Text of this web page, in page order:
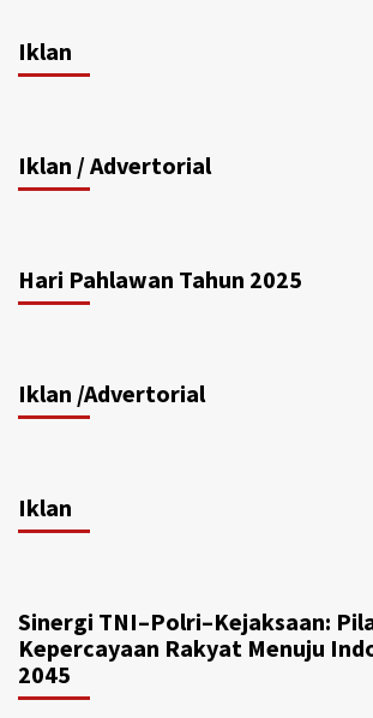
Iklan
Iklan / Advertorial
Hari Pahlawan Tahun 2025
Iklan /Advertorial
Iklan
Sinergi TNI–Polri–Kejaksaan:
Kepercayaan Rakyat Menuju
2045